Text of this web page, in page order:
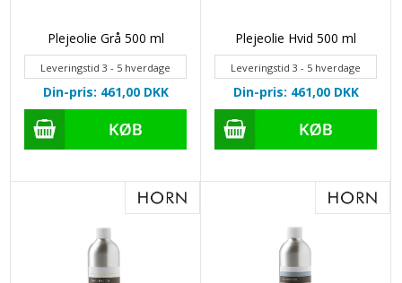
Plejeolie Grå 500 ml
Leveringstid 3 - 5 hverdage
Din-pris: 461,00 DKK
Plejeolie Hvid 500 ml
Leveringstid 3 - 5 hverdage
Din-pris: 461,00 DKK